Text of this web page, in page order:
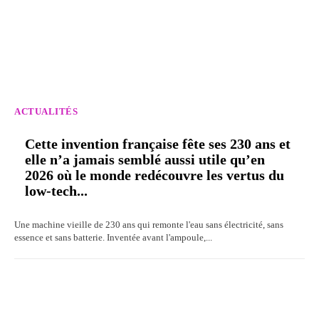
ACTUALITÉS
Cette invention française fête ses 230 ans et
elle n’a jamais semblé aussi utile qu’en
2026 où le monde redécouvre les vertus du
low-tech...
Une machine vieille de 230 ans qui remonte l'eau sans électricité, sans
essence et sans batterie. Inventée avant l'ampoule,...